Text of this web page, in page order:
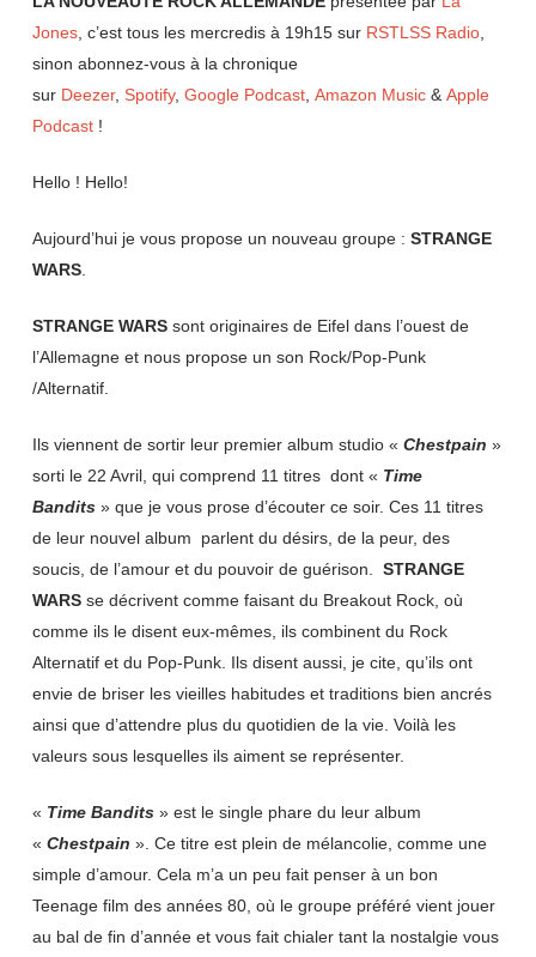
RSS FEED
SHARE
LINK
EMBED
Jones, c’est tous les mercredis à 19h15 surRSTLSS Radio,
sinon abonnez-vous à la chronique
sur Deezer, Spotify, Google Podcast, Amazon Music& Apple
Podcast!
Hello ! Hello!
Aujourd’hui je vous propose un nouveau groupe : STRANGE
WARS.
STRANGE WARSsont originaires de Eifel dans l’ouest de
l’Allemagne et nous propose un son Rock/Pop-Punk
/Alternatif.
Ils viennent de sortir leur premier album studio « Chestpain »
sorti le 22 Avril, qui comprend 11 titres dont « Time
Bandits» que je vous prose d’écouter ce soir. Ces 11 titres
de leur nouvel album parlent du désirs, de la peur, des
soucis, de l’amour et du pouvoir de guérison. STRANGE
WARSse décrivent comme faisant du Breakout Rock, où
comme ils le disent eux-mêmes, ils combinent du Rock
Alternatif et du Pop-Punk. Ils disent aussi, je cite, qu’ils ont
envie de briser les vieilles habitudes et traditions bien ancrés
ainsi que d’attendre plus du quotidien de la vie. Voilà les
valeurs sous lesquelles ils aiment se représenter.
« Time Bandits» est le single phare du leur album
« Chestpain ». Ce titre est plein de mélancolie, comme une
simple d’amour. Cela m’a un peu fait penser à un bon
Teenage film des années 80, où le groupe préféré vient jouer
au bal de fin d’année et vous fait chialer tant la nostalgie vous